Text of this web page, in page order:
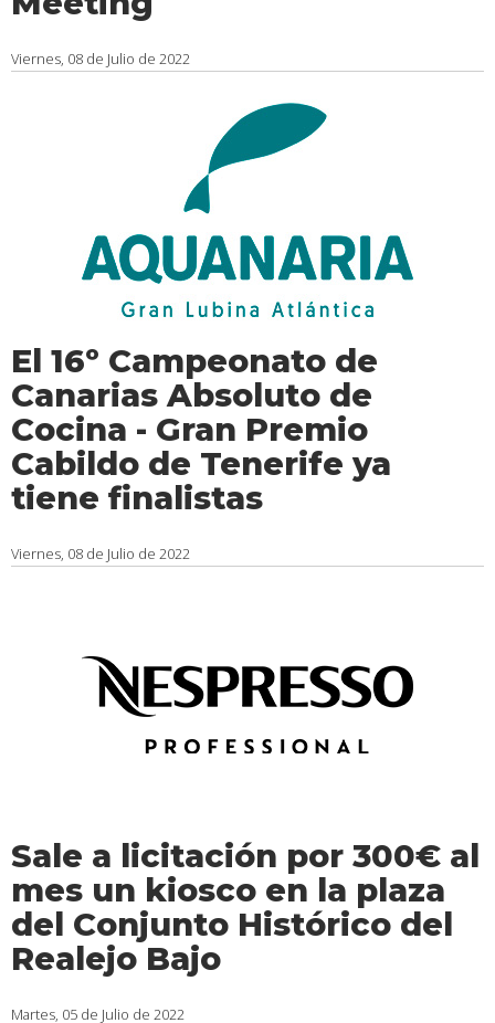
Viernes, 08 de Julio de 2022
El 16º Campeonato de
Canarias Absoluto de
Cocina - Gran Premio
Cabildo de Tenerife ya
tiene finalistas
Viernes, 08 de Julio de 2022
Sale a licitación por 300€ al
mes un kiosco en la plaza
del Conjunto Histórico del
Realejo Bajo
Martes, 05 de Julio de 2022